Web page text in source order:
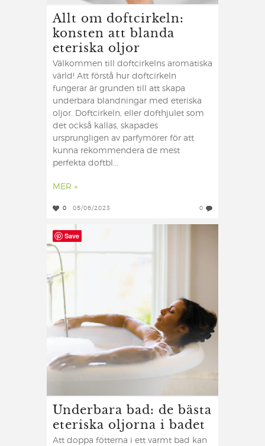
Allt om doftcirkeln:
konsten att blanda
eteriska oljor
Välkommen till doftcirkelns aromatiska
värld! Att förstå hur doftcirkeln
fungerar är grunden till att skapa
underbara blandningar med eteriska
oljor. Doftcirkeln, eller dofthjulet som
det också kallas, skapades
ursprungligen av parfymörer för att
kunna rekommendera de mest
perfekta doftbl...
MER »
0 05/06/2023 0
Underbara bad: de bästa
eteriska oljorna i badet
Att doppa fötterna i ett varmt bad kan
Save